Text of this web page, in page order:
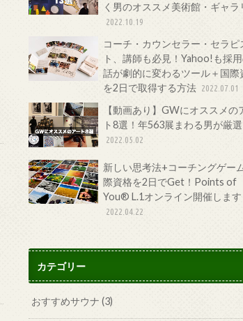
く男のオススメ美術館・ギャラ
2022.10.19
コーチ・カウンセラー・セラピ
ト、講師も必見！Yahoo!も採
話が劇的に変わるツール＋国際
を2日で取得する方法 2022.07.01
【動画あり】GWにオススメの
ト8選！年563展まわる男が厳選
2022.05.02
新しい思考法+コーチングゲー
際資格を2日でGet！Points of
You® L.1オンライン開催します
2022.04.22
カテゴリー
おすすめサウナ(3)